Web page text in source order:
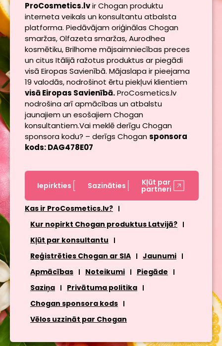
ProCosmetics.lvir Chogan produktu
interneta veikals un konsultantu atbalsta
platforma. Piedāvājam oriģinālas Chogan
smaržas, Olfazeta smaržas, Aurodhea
kosmētiku, Brilhome mājsaimniecības preces
un citus Itālijā ražotus produktus ar piegādi
visā Eiropas Savienībā. Mājaslapa ir pieejama
19 valodās, nodrošinot ērtu piekļuvi klientiem
visā Eiropas Savienībā.ProCosmetics.lv
nodrošina arī apmācības un atbalstu
jaunajiem un esošajiem Chogan
konsultantiem.Vai meklē derīgu Chogan
sponsora kodu? – derīgs Chogansponsora
kods: DAG478E07
Iepirkties Sazināties Kļūt par
partneri
Kas ir ProCosmetics.lv?
Kur nopirkt Chogan produktus Latvijā?
Kļūt par konsultantu
Reģistrēties Chogan ar SIA
Jaunumi
Apmācības
Noteikumi
Piegāde
Saziņa
Privātuma politika
Chogan sponsora kods
Vēlos uzzināt par Chogan